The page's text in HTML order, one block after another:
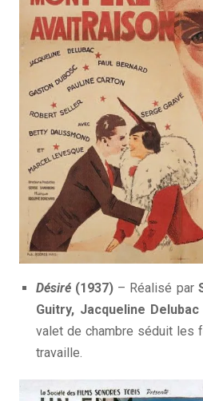
Désiré (1937) – Réalisé par
Guitry, Jacqueline Delubac
valet de chambre séduit les
travaille.